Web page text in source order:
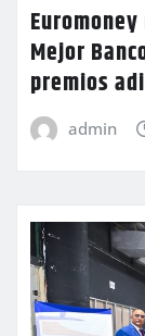
Mejor
premios
admin